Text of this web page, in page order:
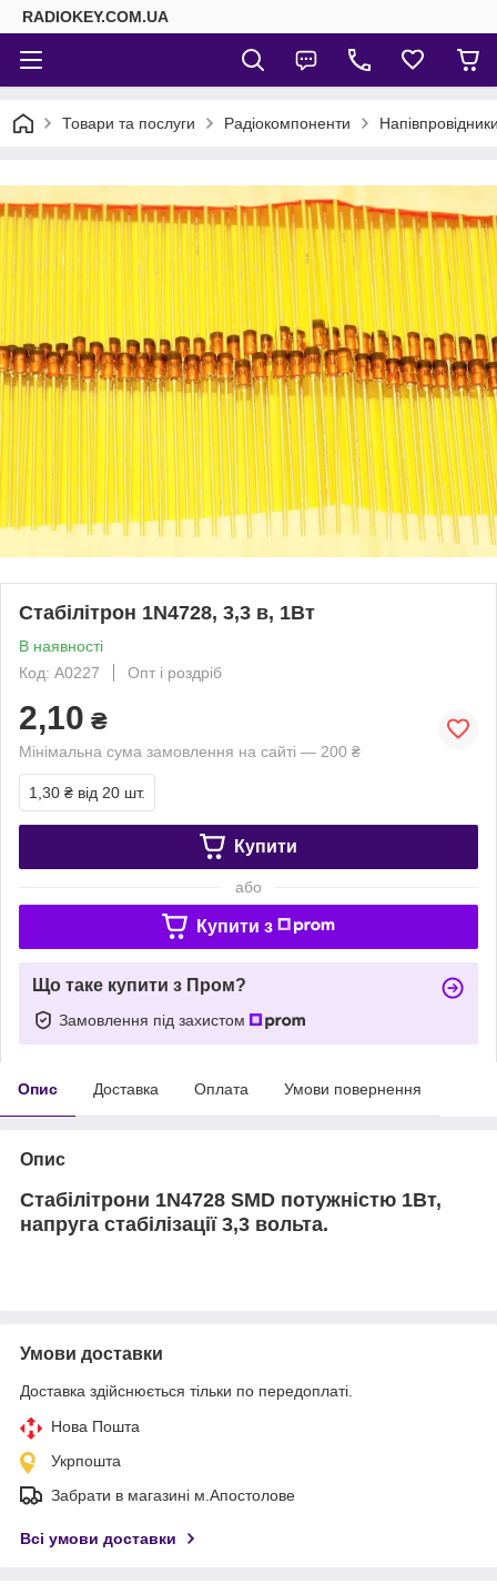
RADIOKEY.COM.UA
Товари та послуги Радіокомпоненти
Стабілітрон 1N4728, 3,3 в, 1Вт
В наявності
Код: A0227
Опт і роздріб
2,10 ₴
Мінімальна сума замовлення на сайті — 200 ₴
1,30 ₴ від 20 шт.
Купити
або
Купити з
Що таке купити з Пром?
Замовлення під захистом
Опис Доставка Оплата Умови повернення
Опис
Стабілітрони 1N4728 SMD потужністю 1Вт,
напруга стабілізації 3,3 вольта.
Умови доставки
Доставка здійснюється тільки по передоплаті.
Нова Пошта
Укрпошта
Забрати в магазині м.Апостолове
Всі умови доставки